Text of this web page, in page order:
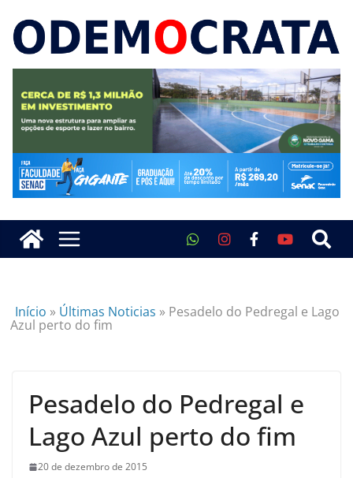
Início » Últimas Noticias » Pesadelo do Pedregal e Lago
Azul perto do fim
Pesadelo do Pedregal e
Lago Azul perto do fim
20 de dezembro de 2015